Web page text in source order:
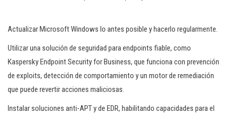
Actualizar Microsoft Windows lo antes posible y hacerlo regularmente.
Utilizar una solución de seguridad para endpoints fiable, como
Kaspersky Endpoint Security for Business, que funciona con prevención
de exploits, detección de comportamiento y un motor de remediación
que puede revertir acciones maliciosas.
Instalar soluciones anti-APT y de EDR, habilitando capacidades para el